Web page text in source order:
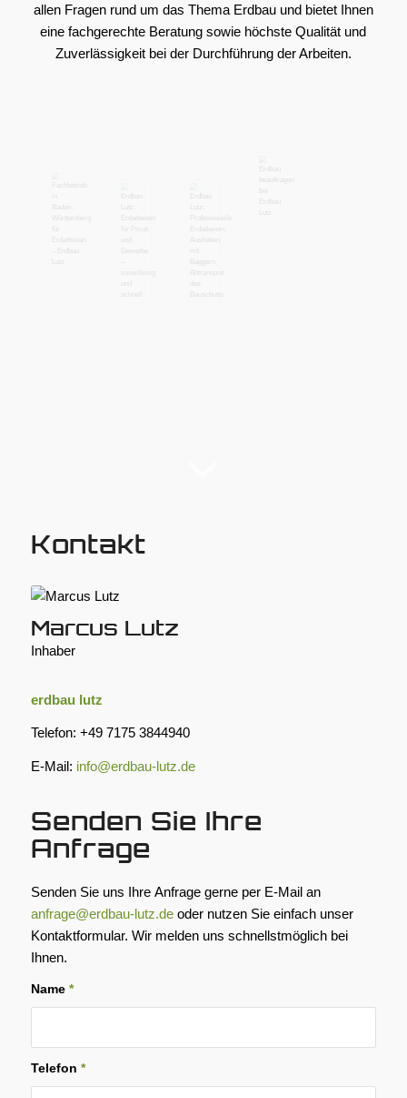
allen Fragen rund um das Thema Erdbau und bietet Ihnen
eine fachgerechte Beratung sowie höchste Qualität und
Zuverlässigkeit bei der Durchführung der Arbeiten.
Kontakt
Marcus Lutz
Inhaber
erdbau lutz
Telefon: +49 7175 3844940
E-Mail: info@erdbau-lutz.de
Senden Sie Ihre
Anfrage
Senden Sie uns Ihre Anfrage gerne per E-Mail an
anfrage@erdbau-lutz.deoder nutzen Sie einfach unser
Kontaktformular. Wir melden uns schnellstmöglich bei
Ihnen.
Name *
Telefon *